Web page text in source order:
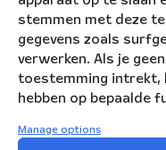
stemmen met deze
gegevens zoals
verwerken. Als je
toestemming intrekt,
hebben op bepaalde
Manage options
Nederlandse